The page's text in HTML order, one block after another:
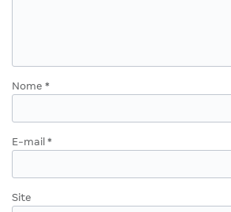
Nome *
E-mail *
Site